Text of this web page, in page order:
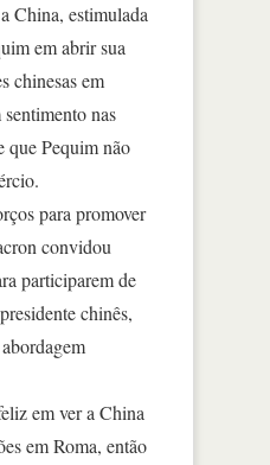
China, estimulada
em abrir sua
chinesas em
nas
que Pequim não
para promover
convidou
participarem de
chinês,
em ver a China
em Roma, então